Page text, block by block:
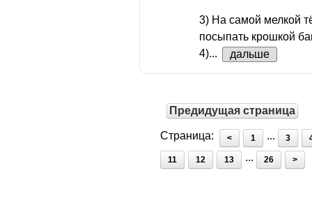
3) На самой мелкой
посыпать крошкой
4)...
дальше
Предидущая страница
Страница: < 1 ... 3
11 12 13 ... 26 >